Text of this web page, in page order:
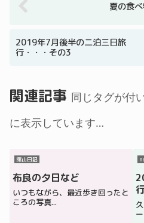
夏の食
2019年7月後半の二泊三日旅
行・・・その3
関連記事 同じタグが付
に表示しています…
館山日記
布良の夕日など
いつもながら、最近歩き回ったと
ころの写真...